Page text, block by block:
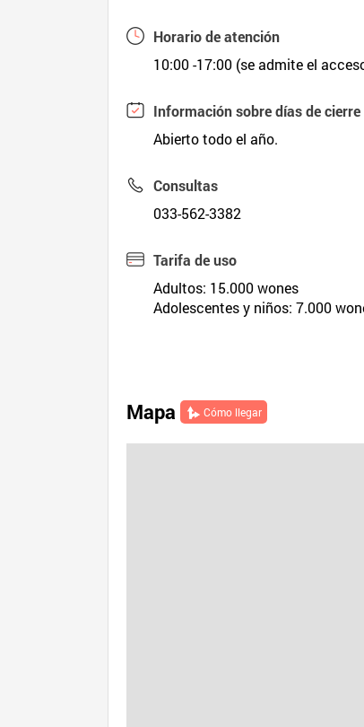
Horario de atención
10:00 -17:00 (se admite el
Información sobre días de cierre
Abierto todo el año.
Consultas
033-562-3382
Tarifa de uso
Adultos: 15.000 wones
Adolescentes y niños: 7.000
Mapa Cómo llegar